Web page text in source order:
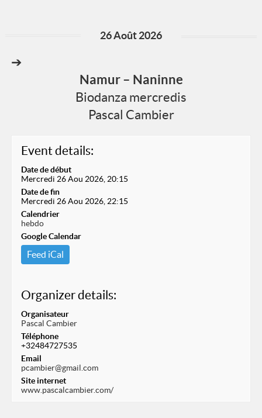
26 Août 2026
➔
Namur – Naninne
Biodanza mercredis
Pascal Cambier
Event details:
Date de début
Mercredi 26 Aou 2026, 20:15
Date de fin
Mercredi 26 Aou 2026, 22:15
Calendrier
hebdo
Google Calendar
Feed iCal
Organizer details:
Organisateur
Pascal Cambier
Téléphone
+32484727535
Email
pcambier@gmail.com
Site internet
www.pascalcambier.com/